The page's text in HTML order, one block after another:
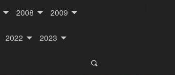
2008 2009
2022 2023